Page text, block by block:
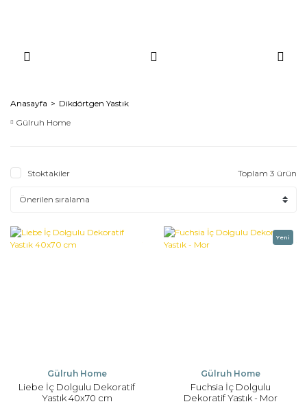
Anasayfa
Dikdörtgen Yastık
Gülruh Home
Stoktakiler Toplam 3 ürün
Gülruh Home
Liebe İç Dolgulu Dekoratif
Yastık 40x70 cm
Yeni
Gülruh Home
Fuchsia İç Dolgulu
Dekoratif Yastık - Mor